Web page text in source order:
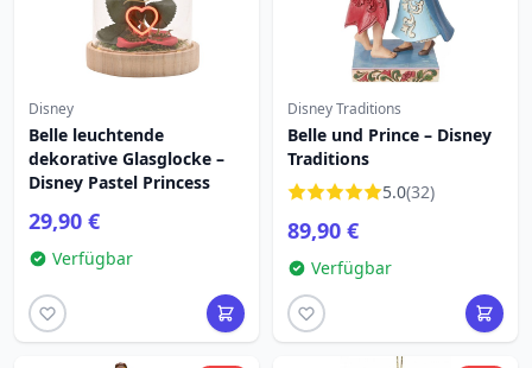
Disney
Belle leuchtende
dekorative Glasglocke –
Disney Pastel Princess
29,90 €
Verfügbar
Disney Traditions
Belle und Prince – Disney
Traditions
5.0(32)
89,90 €
Verfügbar